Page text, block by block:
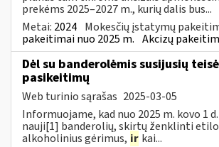
prekėms 2025–2027 m., kurių dalis bus...
Metai: 2024 Mokesčių įstatymų
pakeitimai nuo 2025 m. Akcizų
Dėl su banderolėmis susijusių
pasikeitimų
Web turinio sąrašas 2025-03-05
Informuojame, kad nuo 2025 m. kovo 1
nauji[1] banderolių, skirtų ženklinti
alkoholinius gėrimus, ir kai...